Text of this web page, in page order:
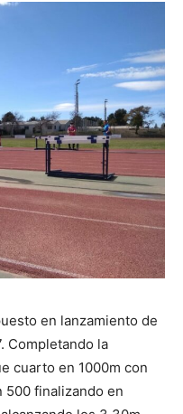
en lanzamiento de
Completando la
cuarto en 1000m con
finalizando en